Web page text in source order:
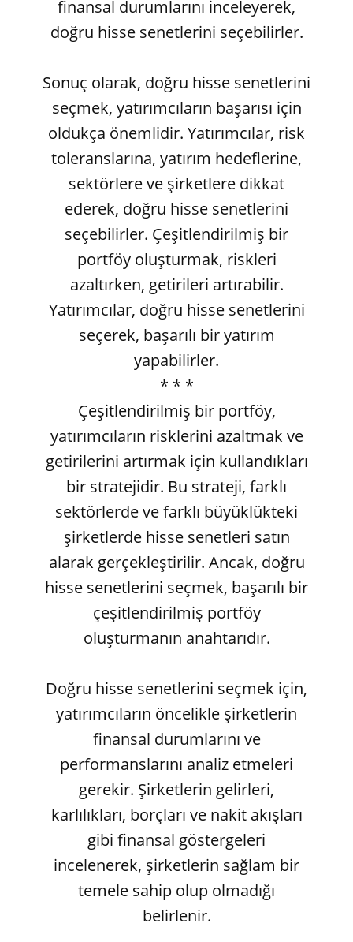
finansal durumlarını inceleyerek,
doğru hisse senetlerini seçebilirler.
Sonuç olarak, doğru hisse senetlerini
seçmek, yatırımcıların başarısı için
oldukça önemlidir. Yatırımcılar, risk
toleranslarına, yatırım hedeflerine,
sektörlere ve şirketlere dikkat
ederek, doğru hisse senetlerini
seçebilirler. Çeşitlendirilmiş bir
portföy oluşturmak, riskleri
azaltırken, getirileri artırabilir.
Yatırımcılar, doğru hisse senetlerini
seçerek, başarılı bir yatırım
yapabilirler.
* * *
Çeşitlendirilmiş bir portföy,
yatırımcıların risklerini azaltmak ve
getirilerini artırmak için kullandıkları
bir stratejidir. Bu strateji, farklı
sektörlerde ve farklı büyüklükteki
şirketlerde hisse senetleri satın
alarak gerçekleştirilir. Ancak, doğru
hisse senetlerini seçmek, başarılı bir
çeşitlendirilmiş portföy
oluşturmanın anahtarıdır.
Doğru hisse senetlerini seçmek için,
yatırımcıların öncelikle şirketlerin
finansal durumlarını ve
performanslarını analiz etmeleri
gerekir. Şirketlerin gelirleri,
karlılıkları, borçları ve nakit akışları
gibi finansal göstergeleri
incelenerek, şirketlerin sağlam bir
temele sahip olup olmadığı
belirlenir.